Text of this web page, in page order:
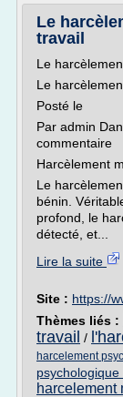
Le
travail
Le
Le
Posté le
Par admin
commentaire
Harcèlement
Le
bénin.
profond, le
détecté, et...
Lire la suite
Site : https://
Thèmes liés :
travail /
harcelement
harcelement